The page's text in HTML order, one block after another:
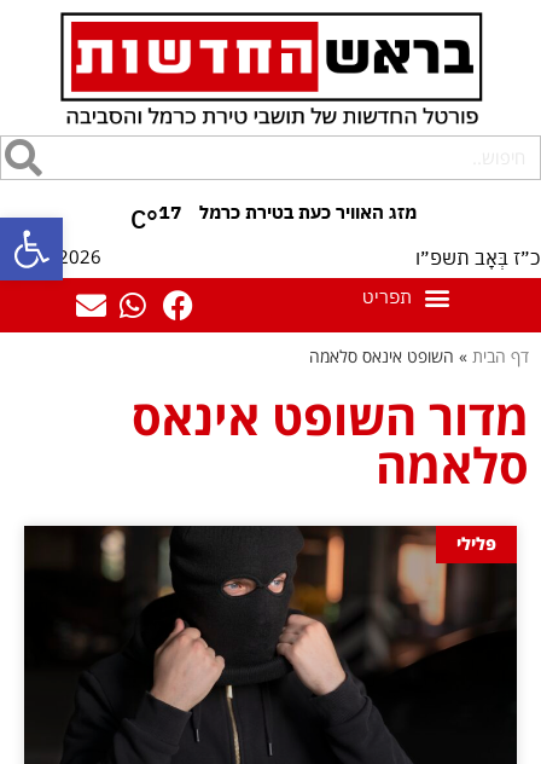
פתח 17
°C
כ״ז בְּאָב תשפ״ו 10/08/2026
דף הבית » השופט אינאס סלאמה
מדור השופט אינאס
סלאמה
פלילי